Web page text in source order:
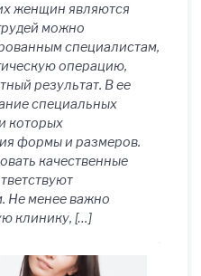
женщин являются
можно
специалистам,
операцию,
результат. В ее
специальных
которых
формы и размеров.
качественные
Не менее важно
клинику, […]